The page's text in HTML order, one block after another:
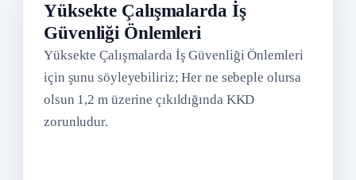
Yüksekte Çalışmalarda İş
Güvenliği Önlemleri
Yüksekte Çalışmalarda İş Güvenliği Önlemleri
için şunu söyleyebiliriz; Her ne sebeple olursa
olsun 1,2 m üzerine çıkıldığında KKD
zorunludur.